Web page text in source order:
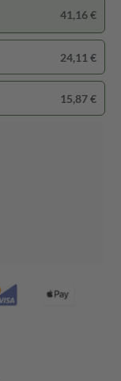
41,16 €
24,11 €
15,87 €